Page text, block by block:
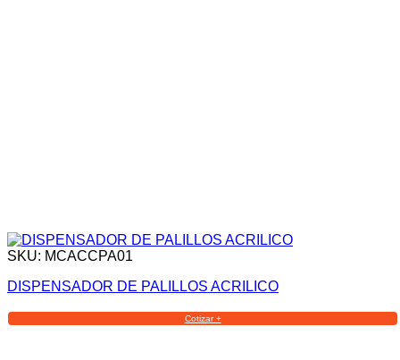
SKU: MCACCPA01
DISPENSADOR DE PALILLOS ACRILICO
Cotizar +